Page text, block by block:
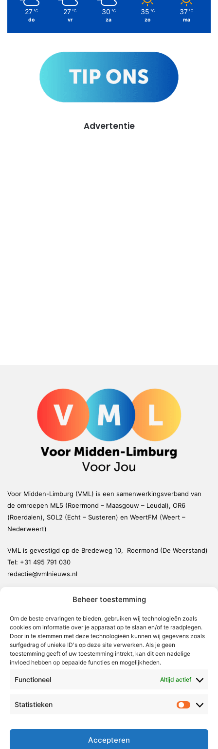
Beheer toestemming
Om de beste ervaringen te bieden, gebruiken wij technologieën zoals
cookies om informatie over je apparaat op te slaan en/of te raadplegen.
Door in te stemmen met deze technologieën kunnen wij gegevens zoals
surfgedrag of unieke ID's op deze site verwerken. Als je geen
toestemming geeft of uw toestemming intrekt, kan dit een nadelige
invloed hebben op bepaalde functies en mogelijkheden.
Functioneel Altijd actief
Statistieken
Accepteren
27 ℃
do
27 ℃
vr
30 ℃
za
35 ℃
zo
37 ℃
ma
Advertentie
Voor Midden-Limburg (VML) is een samenwerkingsverband van
de omroepen ML5 (Roermond – Maasgouw – Leudal), OR6
(Roerdalen), SOL2 (Echt – Susteren) en WeertFM (Weert –
Nederweert)
VML is gevestigd op de Bredeweg 10, Roermond (De Weerstand)
Tel: +31 495 791 030
redactie@vmlnieuws.nl
Leudal
Maasgouw
Echt-Susteren
Radio & TV